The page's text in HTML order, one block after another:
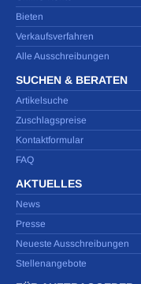
Bieten
Verkaufsverfahren
Alle Ausschreibungen
SUCHEN & BERATEN
Artikelsuche
Zuschlagspreise
Kontaktformular
FAQ
AKTUELLES
News
Presse
Neueste Ausschreibungen
Stellenangebote